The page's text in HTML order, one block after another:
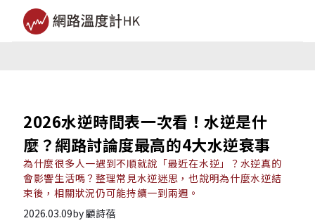
2026水逆時間表一次看！水逆是什
麼？網路討論度最高的4大水逆衰事
為什麼很多人一遇到不順就說「最近在水逆」？水逆真的
會影響生活嗎？整理常見水逆迷思，也說明為什麼水逆結
束後，相關狀況仍可能持續一到兩週。
2026.03.09by顧詩蓓